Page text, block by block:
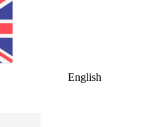
English